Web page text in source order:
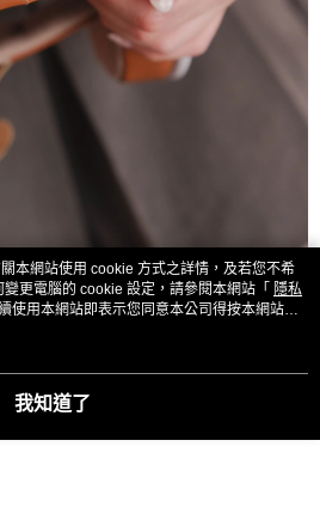
本網站使用 cookie 方式之詳情，及若您不希
更電腦的 cookie 設定，請參閱本網站「 隱私
使用本網站即表示您同意本公司得按本網站使
。
我知道了